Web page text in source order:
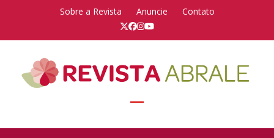
Sobre a Revista Anuncie
Contato
Twitter
Facebook
Instagram
YouTube